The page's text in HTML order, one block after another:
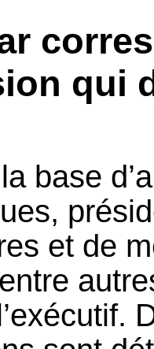
qui
base
et de